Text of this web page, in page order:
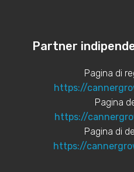
Partner
Pagina di
https://
Pagina
https://
Pagina di
https://